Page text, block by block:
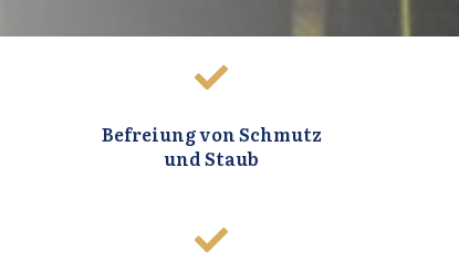
Befreiung von Schmutz
und Staub